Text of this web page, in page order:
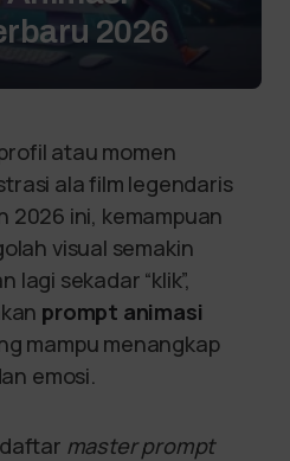
2026
atau momen
ala film legendaris
2026 ini, kemampuan
visual semakin
lagi sekadar “klik”,
prompt animasi
mampu menangkap
emosi.
master prompt